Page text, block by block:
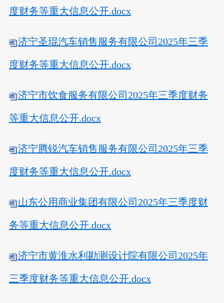
度财务等重大信息公开.docx
济宁圣琨汽车销售服务有限公司2025年三季
度财务等重大信息公开.docx
济宁市饮食服务有限公司2025年三季度财务
等重大信息公开.docx
济宁腾锐汽车销售服务有限公司2025年三季
度财务等重大信息公开.docx
山东公用商业集团有限公司2025年三季度财
务等重大信息公开.docx
济宁市黄淮水利勘测设计院有限公司2025年
三季度财务等重大信息公开.docx